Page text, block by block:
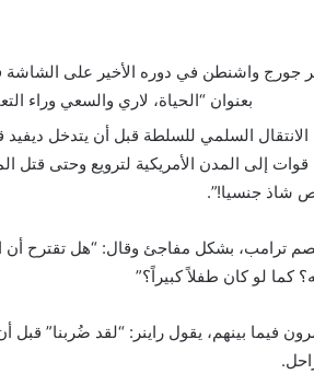
بعنوان “الحياة، لاري والسعي وراء
السلمي للسلطة قبل أن يتدخل ديفيد
قوات إلى المدن الأمريكية لترويع وحتى قتل
شاذ جنسيا!”.
ترامب، بشكل مفاجئ وقال: “هل تقترح
كما لو كان طفلاً كبيراً؟”